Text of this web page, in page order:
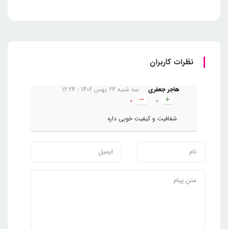
نظرات کاربران
هاجر جعفری
سه شنبه 24 بهمن 1402 - 12:24
شفافیت و کیفیت خوبی داره